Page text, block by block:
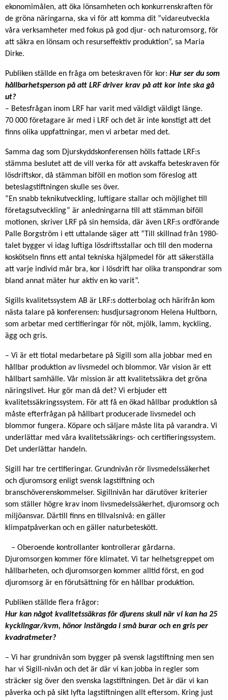
ekonomimålen, att öka lönsamheten och konkurrenskraften för
de gröna näringarna, ska vi för att komma dit ”vidareutveckla
våra verksamheter med fokus på god djur- och naturomsorg, för
att säkra en lönsam och resurseffektiv produktion”, sa Maria
Dirke.
Publiken ställde en fråga om beteskraven för kor: Hur ser du som
hållbarhetsperson på att LRF driver krav på att kor inte ska gå
ut?
– Betesfrågan inom LRF har varit med väldigt väldigt länge.
70 000 företagare är med i LRF och det är inte konstigt att det
finns olika uppfattningar, men vi arbetar med det.
Samma dag som Djurskyddskonferensen hölls fattade LRF:s
stämma beslutet att de vill verka för att avskaffa beteskraven för
lösdriftskor, då stämman biföll en motion som föreslog att
beteslagstiftningen skulle ses över.
”En snabb teknikutveckling, luftigare stallar och möjlighet till
företagsutveckling” är anledningarna till att stämman biföll
motionen, skriver LRF på sin hemsida, där även LRF:s ordförande
Palle Borgström i ett uttalande säger att ”Till skillnad från 1980-
talet bygger vi idag luftiga lösdriftsstallar och till den moderna
koskötseln finns ett antal tekniska hjälpmedel för att säkerställa
att varje individ mår bra, kor i lösdrift har olika transpondrar som
bland annat mäter hur aktiv en ko varit”.
Sigills kvalitetssystem AB är LRF:s dotterbolag och härifrån kom
nästa talare på konferensen: husdjursagronom Helena Hultborn,
som arbetar med certifieringar för nöt, mjölk, lamm, kyckling,
ägg och gris.
– Vi är ett tiotal medarbetare på Sigill som alla jobbar med en
hållbar produktion av livsmedel och blommor. Vår vision är ett
hållbart samhälle. Vår mission är att kvalitetssäkra det gröna
näringslivet. Hur gör man då det? Vi erbjuder ett
kvalitetssäkringssystem. För att få en ökad hållbar produktion så
måste efterfrågan på hållbart producerade livsmedel och
blommor fungera. Köpare och säljare måste lita på varandra. Vi
underlättar med våra kvalitetssäkrings- och certifieringssystem.
Det underlättar handeln.
Sigill har tre certifieringar. Grundnivån rör livsmedelssäkerhet
och djuromsorg enligt svensk lagstiftning och
branschöverenskommelser. Sigillnivån har därutöver kriterier
som ställer högre krav inom livsmedelssäkerhet, djuromsorg och
miljöansvar. Därtill finns en tillvalsnivå: en gäller
klimpatpåverkan och en gäller naturbeteskött.
– Oberoende kontrollanter kontrollerar gårdarna.
Djuromsorgen kommer före klimatet. Vi tar helhetsgreppet om
hållbarheten, och djuromsorgen kommer alltid först, en god
djuromsorg är en förutsättning för en hållbar produktion.
Publiken ställde flera frågor:
Hur kan något kvalitetssäkras för djurens skull när vi kan ha 25
kycklingar/kvm, hönor instängda i små burar och en gris per
kvadratmeter?
– Vi har grundnivån som bygger på svensk lagstiftning men sen
har vi Sigill-nivån och det är där vi kan jobba in regler som
sträcker sig över den svenska lagstiftningen. Det är där vi kan
påverka och på sikt lyfta lagstiftningen allt eftersom. Kring just